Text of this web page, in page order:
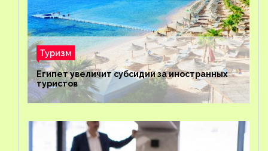
Туризм
Египет увеличит субсидии за иностранных
туристов